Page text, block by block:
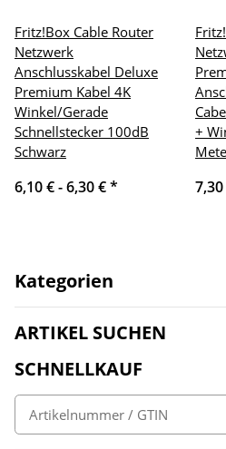
Fritz!Box Cable Router
Netzwerk
Anschlusskabel Deluxe
Premium Kabel 4K
Winkel/Gerade
Schnellstecker 100dB
Schwarz
6,10 € -6,30 €*
+
Kategorien
ARTIKEL SUCHEN
SCHNELLKAUF